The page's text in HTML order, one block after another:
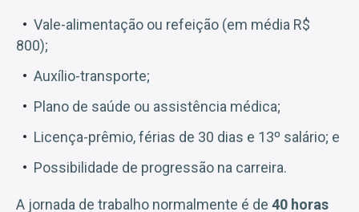
Vale-alimentação ou refeição (em média R$
800);
Auxílio-transporte;
Plano de saúde ou assistência médica;
Licença-prêmio, férias de 30 dias e 13º salário; e
Possibilidade de progressão na carreira.
A jornada de trabalho normalmente é de 40 horas